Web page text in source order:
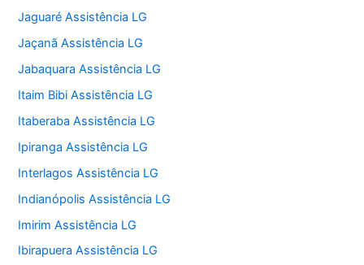
Jaguaré Assistência LG
Jaçanã Assistência LG
Jabaquara Assistência LG
Itaim Bibi Assistência LG
Itaberaba Assistência LG
Ipiranga Assistência LG
Interlagos Assistência LG
Indianópolis Assistência LG
Imirim Assistência LG
Ibirapuera Assistência LG